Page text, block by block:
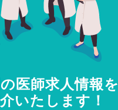
医師求人情報を
いたします！